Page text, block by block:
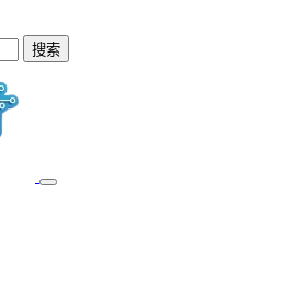
搜索